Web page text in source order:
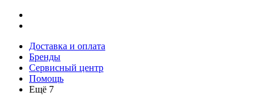
Доставка и оплата
Бренды
Сервисный центр
Помощь
Ещё 7